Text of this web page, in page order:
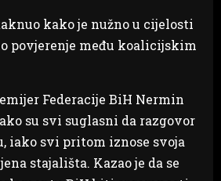
kako je nužno u cijelosti
povjerenje među koalicijskim
Federacije BiH Nermin
su svi suglasni da razgovor
iako svi pritom iznose svoja
stajališta. Kazao je da se